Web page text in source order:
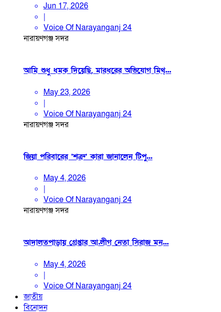
Jun 17, 2026
|
Voice Of Narayanganj 24
নারায়ণগঞ্জ সদর
আমি শুধু ধমক দিয়েছি, মারধরের অভিযোগ মিথ্...
May 23, 2026
|
Voice Of Narayanganj 24
নারায়ণগঞ্জ সদর
জিয়া পরিবারের ‘শত্রু’ কারা জানালেন টিপু...
May 4, 2026
|
Voice Of Narayanganj 24
নারায়ণগঞ্জ সদর
আদালতপাড়ায় গ্রেপ্তার আ.লীগ নেতা সিরাজ মন...
May 4, 2026
|
Voice Of Narayanganj 24
জাতীয়
বিনোদন